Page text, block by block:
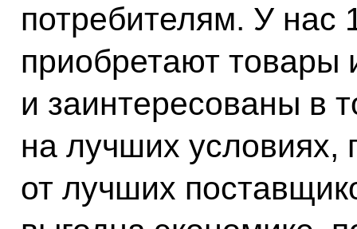
потребителям. У нас
приобретают товары
и заинтересованы в
на лучших
от лучших